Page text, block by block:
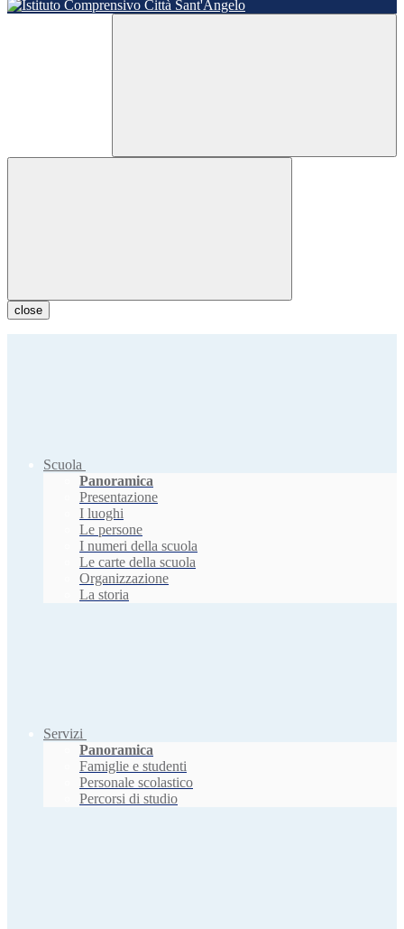
close
Scuola
Panoramica
Presentazione
I luoghi
Le persone
I numeri della scuola
Le carte della scuola
Organizzazione
La storia
Servizi
Panoramica
Famiglie e studenti
Personale scolastico
Percorsi di studio